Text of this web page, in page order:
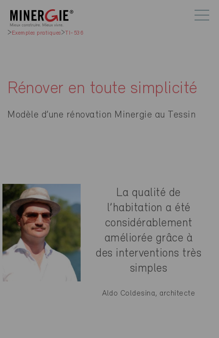
Exemples pratiques TI-536
Rénover en toute simplicité
Modèle d’une rénovation Minergie au Tessin
La qualité de
l’habitation a été
considérablement
améliorée grâce à
des interventions très
simples
Aldo Coldesina, architecte